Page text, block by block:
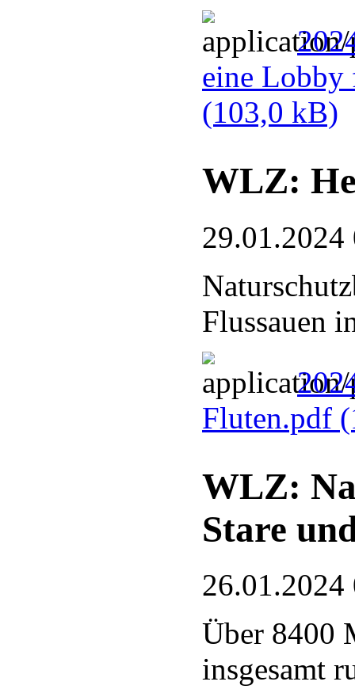
eine Lobby
(103,0 kB)
WLZ:
29.01.2024
Flussauen
Fluten.pdf
WLZ:
Stare
26.01.2024
Über 8400
insgesamt